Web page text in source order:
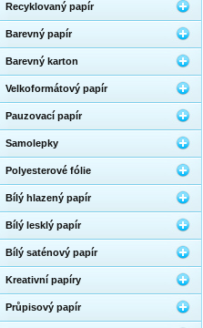
Recyklovaný papír
Barevný papír
Barevný karton
Velkoformátový papír
Pauzovací papír
Samolepky
Polyesterové fólie
Bílý hlazený papír
Bílý lesklý papír
Bílý saténový papír
Kreativní papíry
Průpisový papír